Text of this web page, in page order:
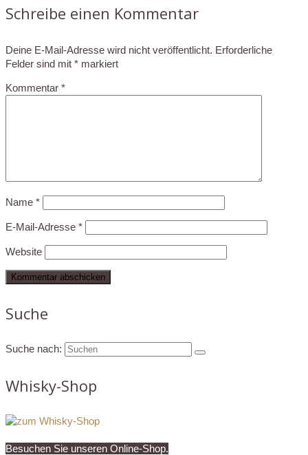
Schreibe einen Kommentar
Deine E-Mail-Adresse wird nicht veröffentlicht. Erforderliche
Felder sind mit * markiert
Kommentar *
Name *
E-Mail-Adresse *
Website
Suche
Suche nach:
Whisky-Shop
Besuchen Sie unseren Online-Shop.